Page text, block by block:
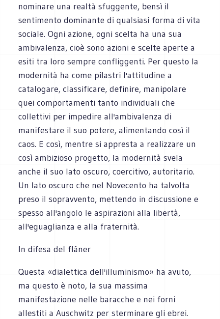
nominare una realtà sfuggente, bensì il
sentimento dominante di qualsiasi forma di vita
sociale. Ogni azione, ogni scelta ha una sua
ambivalenza, cioè sono azioni e scelte aperte a
esiti tra loro sempre confliggenti. Per questo la
modernità ha come pilastri l'attitudine a
catalogare, classificare, definire, manipolare
quei comportamenti tanto individuali che
collettivi per impedire all'ambivalenza di
manifestare il suo potere, alimentando così il
caos. E così, mentre si appresta a realizzare un
così ambizioso progetto, la modernità svela
anche il suo lato oscuro, coercitivo, autoritario.
Un lato oscuro che nel Novecento ha talvolta
preso il sopravvento, mettendo in discussione e
spesso all'angolo le aspirazioni alla libertà,
all'eguaglianza e alla fraternità.
In difesa del flâner
Questa «dialettica dell'illuminismo» ha avuto,
ma questo è noto, la sua massima
manifestazione nelle baracche e nei forni
allestiti a Auschwitz per sterminare gli ebrei.